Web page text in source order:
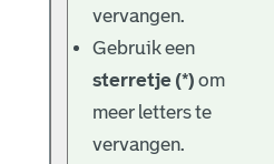
vervangen.
Gebruik een
sterretje (*) om
meer letters te
vervangen.